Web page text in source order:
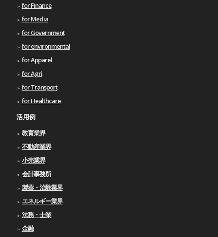
for Finance
for Media
for Government
for environmental
for Apparel
for Agri
for Transport
for Healthcare
活用例
教育業界
不動産業界
小売業界
会計事務所
製薬・治験業界
エネルギー業界
法務・士業
金融